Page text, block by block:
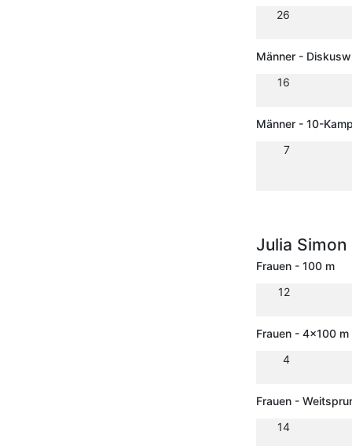
26
Männer -
16
Männer - 10-
7
Julia Simon
Frauen - 100 m
12
Frauen - 4x100
4
Frauen -
14